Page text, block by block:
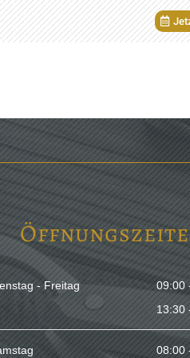
- Freitag
09:00
13:30
08:00